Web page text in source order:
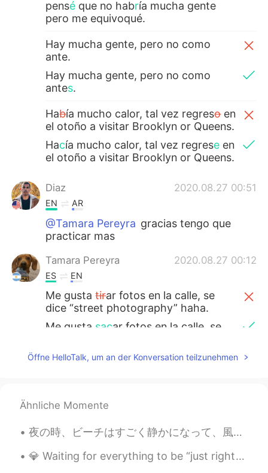
pensé que no habría mucha gente
pero me equivoqué.
Hay mucha gente, pero no como
ante.
Hay mucha gente, pero no como
antes.
Había mucho calor, tal vez regresoen
el otoño a visitar Brooklyn or Queens.
Hacía mucho calor, tal vez regrese en
el otoño a visitar Brooklyn or Queens.
Diaz 2020.08.27 00:51
EN AR
@Tamara Pereyra gracias tengo que
practicar mas
Tamara Pereyra 2020.08.27 00:12
ES EN
Me gustatirar fotos en la calle, se
dice “street photography” haha.
Me gusta sacar fotos en la calle, se
Por a
hora con el coronavirus estoy
viajandopor a
Pase la semana en New York City,
gente pero me equivoqué.
Öffne HelloTalk, um an der Konversation teilzunehmen
Ähnliche Momente
夜の時、ビーチはすごく静かになって、風や波の音だけ聞こえる。🍃🍃 こちらは小さい運動エリアがあります。このところで瞑想や運動することが気持ちいいです。😄 偶然で、近くはNight Clubのエリ...
💎 Waiting for everything to be “just right” is an ineffective strategy to move closer to your dr...